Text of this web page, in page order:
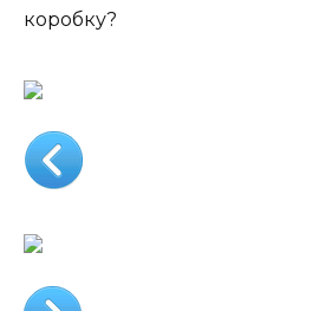
коробку?